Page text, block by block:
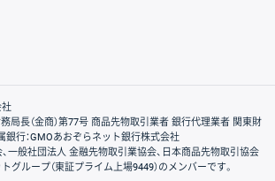
社
局長（金商）第77号 商品先物取引業者 銀行代理業者 関東財
銀行：GMOあおぞらネット銀行株式会社
一般社団法人 金融先物取引業協会、日本商品先物取引協会
グループ（東証プライム上場9449）のメンバーです。